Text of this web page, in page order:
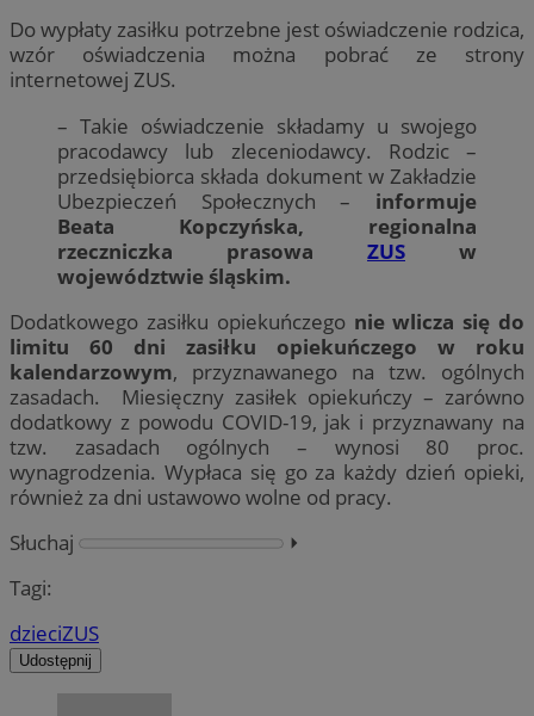
Do wypłaty zasiłku potrzebne jest oświadczenie rodzica,
wzór oświadczenia można pobrać ze strony
internetowej ZUS.
– Takie oświadczenie składamy u swojego
pracodawcy lub zleceniodawcy. Rodzic –
przedsiębiorca składa dokument w Zakładzie
Ubezpieczeń Społecznych – informuje
Beata Kopczyńska, regionalna
rzeczniczka prasowa ZUS w
województwie śląskim.
Dodatkowego zasiłku opiekuńczego nie wlicza się do
limitu 60 dni zasiłku opiekuńczego w roku
kalendarzowym, przyznawanego na tzw. ogólnych
zasadach. Miesięczny zasiłek opiekuńczy – zarówno
dodatkowy z powodu COVID-19, jak i przyznawany na
tzw. zasadach ogólnych – wynosi 80 proc.
wynagrodzenia. Wypłaca się go za każdy dzień opieki,
również za dni ustawowo wolne od pracy.
Słuchaj
⏵︎
Tagi:
dzieciZUS
Udostępnij